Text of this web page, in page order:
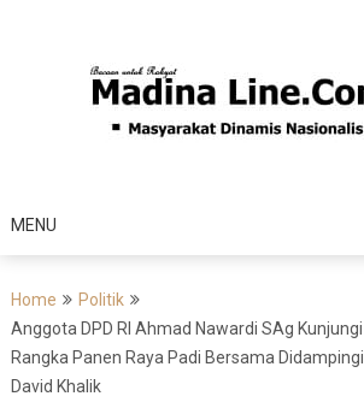
MENU
Home
Politik
Anggota DPD RI Ahmad Nawardi SAg
Rangka Panen Raya Padi Bersama
David Khalik